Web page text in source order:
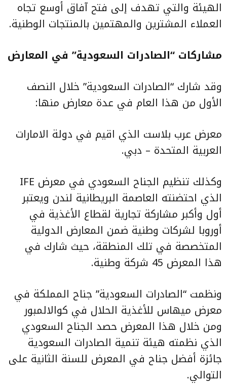
الهيئة والتي تهدف إلى فتح آفاق أوسع تجاه
العملاء المشترين والمهتمين بالمنتجات الوطنية.
مشاركات “الصادرات السعودية” في المعارض
وقد شارك “الصادرات السعودية” خلال النصف
الأول من هذا العام في عدة معارض منها:
معرض عرب بلاست الذي اقيم في دولة الامارات
العربية المتحدة – دبي.
وكذلك تنظيم الجناح السعودي في معرض IFE
الذي احتضنته العاصمة البريطانية لندن ويعتبر
أول وأكبر مشاركة تجارية لقطاع الأغذية في
أوروبا لشركات وطنية ضمن المعارض الدولية
المتخصصة في تلك المنطقة، حيث شارك في
هذا المعرض 45 شركة وطنية.
ونظمت “الصادرات السعودية” جناح المملكة في
معرض ميهاس للأغذية الحلال في كوالالمبور
ومن خلال هذا المعرض حصد الجناح السعودي
الذي نظمته هيئة تنمية الصادرات السعودية
جائزة أفضل جناح في المعرض للسنة الثانية على
التوالي.